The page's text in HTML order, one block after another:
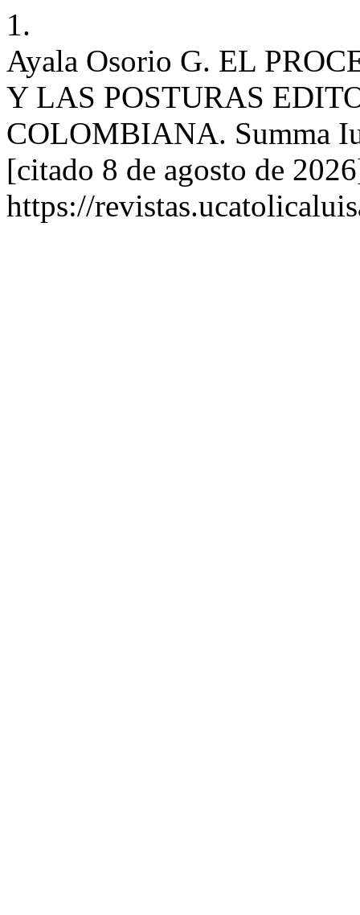
1.
Ayala Osorio G. EL
Y LAS POSTURAS
COLOMBIANA. Summa
[citado 8 de agosto de
https://